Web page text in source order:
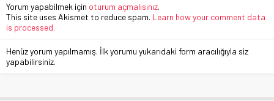
Yorum yapabilmek için oturum açmalısınız.
This site uses Akismet to reduce spam. Learn how your comment data
is processed.
Henüz yorum yapılmamış. İlk yorumu yukarıdaki form aracılığıyla siz
yapabilirsiniz.